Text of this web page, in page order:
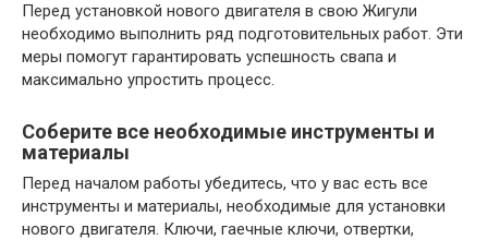
Перед установкой нового двигателя в свою Жигули
необходимо выполнить ряд подготовительных работ. Эти
меры помогут гарантировать успешность свапа и
максимально упростить процесс.
Соберите все необходимые инструменты и
материалы
Перед началом работы убедитесь, что у вас есть все
инструменты и материалы, необходимые для установки
нового двигателя. Ключи, гаечные ключи, отвертки,